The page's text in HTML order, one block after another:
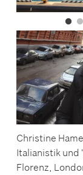
Christine
Italianistik und
Florenz,